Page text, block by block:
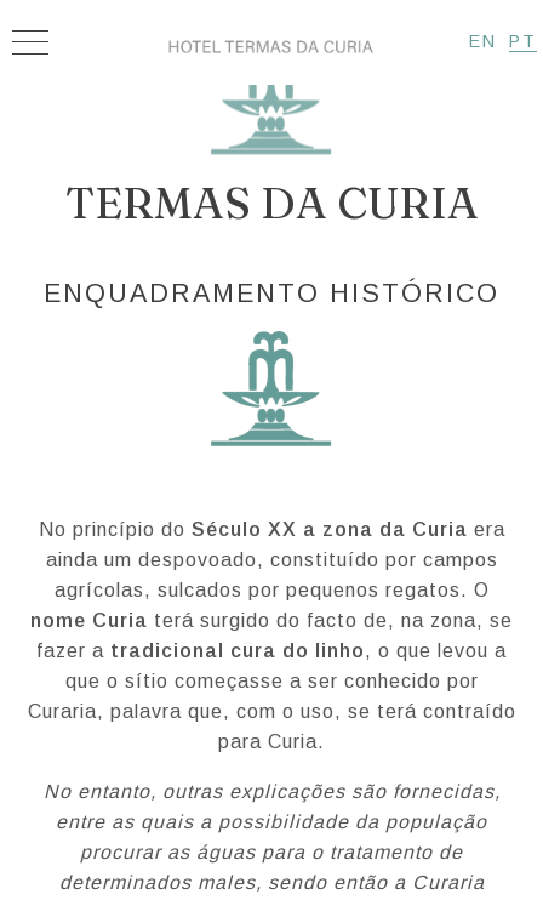
EN PT
TERMAS DA CURIA
ENQUADRAMENTO HISTÓRICO
No princípio do Século XX a zona da Curia era
ainda um despovoado, constituído por campos
agrícolas, sulcados por pequenos regatos. O
nome Curia terá surgido do facto de, na zona, se
fazer a tradicional cura do linho, o que levou a
que o sítio começasse a ser conhecido por
Curaria, palavra que, com o uso, se terá contraído
para Curia.
No entanto, outras explicações são fornecidas,
entre as quais a possibilidade da população
procurar as águas para o tratamento de
determinados males, sendo então a Curaria